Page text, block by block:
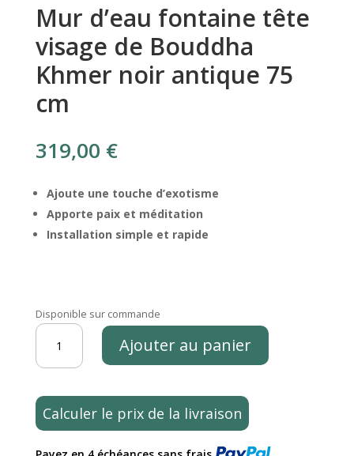
Mur d’eau fontaine tête
visage de Bouddha
Khmer noir antique 75
cm
319,00 €
Ajoute une touche d’exotisme
Apporte paix et méditation
Installation simple et rapide
Disponible sur commande
quantité
Mur
fontaine
tête
Ajouter au panier
Calculer le prix de la livraison